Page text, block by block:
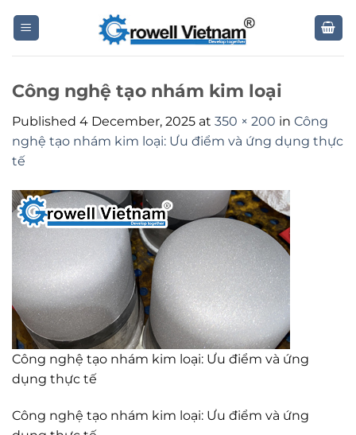
Công nghệ tạo nhám kim loại
Published 4 December, 2025 at 350 × 200 in Công
nghệ tạo nhám kim loại: Ưu điểm và ứng dụng thực
tế
Công nghệ tạo nhám kim loại: Ưu điểm và ứng
dụng thực tế
Công nghệ tạo nhám kim loại: Ưu điểm và ứng